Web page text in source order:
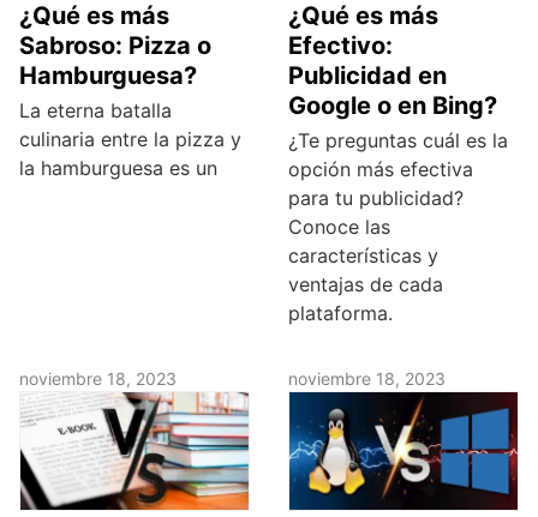
¿Qué es más
Sabroso: Pizza o
Hamburguesa?
La eterna batalla
culinaria entre la pizza y
la hamburguesa es un
¿Qué es más
Efectivo:
Publicidad en
Google o en Bing?
¿Te preguntas cuál es la
opción más efectiva
para tu publicidad?
Conoce las
características y
ventajas de cada
plataforma.
noviembre 18, 2023 noviembre 18, 2023